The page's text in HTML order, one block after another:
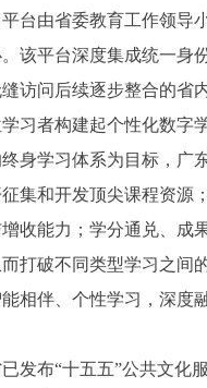
由省委教育工作领导小
该平台深度集成统一身
访问后续逐步整合的省
习者构建起个性化数字
学习体系为目标，广东
集和开发顶尖课程资源
收能力；学分通兑、成
打破不同类型学习之间
相伴、个性学习，深度
布“十五五”公共文化服